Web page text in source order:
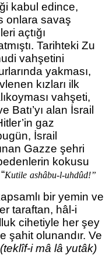
kabul edince,
onlara savaş
açtığı
Tarihteki Zu
vahşetini
yakması,
kızları ilk
vahşeti,
Batı’yı alan İsrail
gaz
İsrail
Gazze şehri
kokusu
Kutile ashâbu-l-uhdûd!”
bir yemin ve
taraftan, hâl-i
cihetiyle her şey
şahit olunandır. Ve
(teklîf-i mâ lâ yutâk)